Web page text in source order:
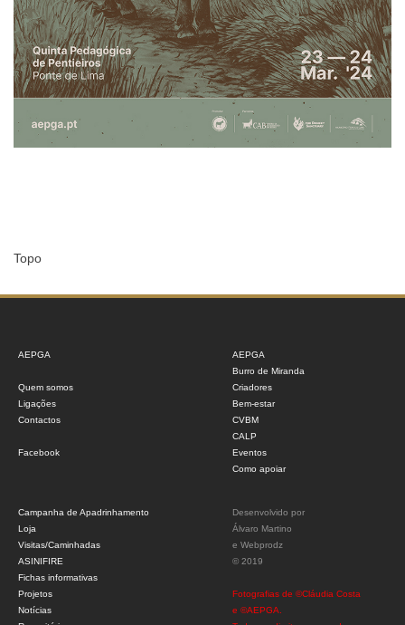
Topo
AEPGA
Quem somos
Ligações
Contactos
Facebook
AEPGA
Burro de Miranda
Criadores
Bem-estar
CVBM
CALP
Eventos
Como apoiar
Campanha de Apadrinhamento
Loja
Visitas/Caminhadas
ASINIFIRE
Fichas informativas
Projetos
Notícias
Desenvolvido por
Álvaro Martino
e Webprodz
© 2019
Fotografias de ©Cláudia Costa
e ©AEPGA.